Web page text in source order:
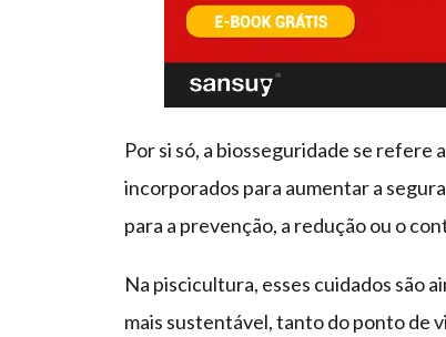
Por si só, a biosseguridade se refere
incorporados para aumentar a
para a prevenção, a redução ou o
Na piscicultura, esses cuidados são
mais sustentável, tanto do ponto de